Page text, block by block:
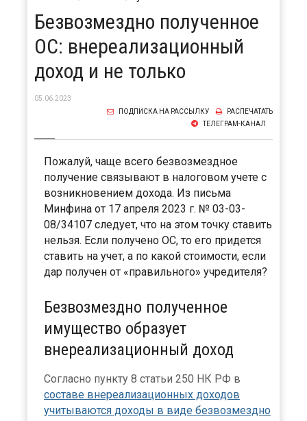
Безвозмездно полученное
ОС: внереализационный
доход и не только
05.06.2023
РАСПЕЧАТАТЬ
ПОДПИСКА НА РАССЫЛКУ
ТЕЛЕГРАМ-КАНАЛ
Пожалуй, чаще всего безвозмездное
получение связывают в налоговом учете с
возникновением дохода. Из письма
Минфина от 17 апреля 2023 г. № 03-03-
08/34107 следует, что на этом точку ставить
нельзя. Если получено ОС, то его придется
ставить на учет, а по какой стоимости, если
дар получен от «правильного» учредителя?
Безвозмездно полученное
имущество образует
внереализационный доход
Согласно пункту 8 статьи 250 НК РФ в
составе внереализационных доходов
учитываются доходы в виде безвозмездно